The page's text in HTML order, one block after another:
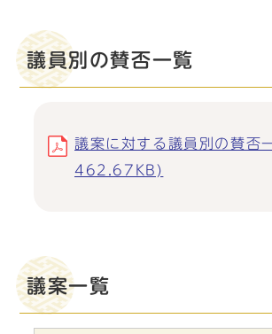
議員別の賛否一覧
議案に対する議員別の賛否
462.67KB)
議案一覧